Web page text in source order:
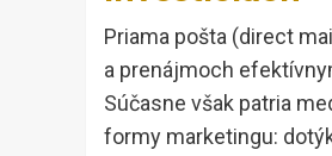
Priama pošta (direct
a prenájmoch
Súčasne však patria
formy marketingu: